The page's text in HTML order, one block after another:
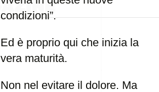
condizioni”.
Ed è proprio qui che inizia la
vera maturità.
Non nel evitare il dolore. Ma